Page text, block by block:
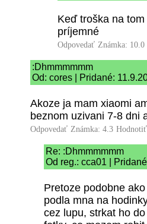
Keď troška na
príjemné
Odpovedať Známka: 10.0
:Dhmmmmmm
Od: cores | Pridané:
Akoze ja mam xiaomi
beznom uzivani 7-8 dni
Odpovedať Známka: 4.3
Re: :Dhmmmmmm
Od reg.: cca01 |
Pretoze podobne
podla mna na
cez lupu, strkat ho